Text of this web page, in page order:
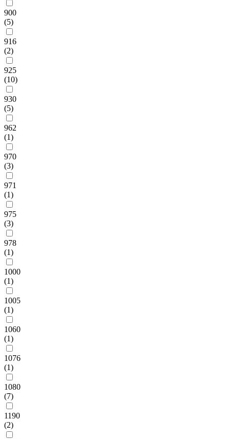
900
(5)
916
(2)
925
(10)
930
(5)
962
(1)
970
(3)
971
(1)
975
(3)
978
(1)
1000
(1)
1005
(1)
1060
(1)
1076
(1)
1080
(7)
1190
(2)